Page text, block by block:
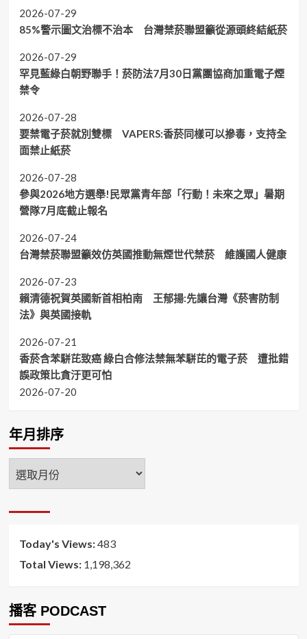
2026-07-29
85%警示圖文治標不治本 台灣禁菸聯盟籲從源頭終結紙菸
2026-07-29
罕見藍綠白朝野聯手！菸防法7月30日黨團協商加重電子煙
禁令
2026-07-28
要禁電子菸就別雙標 VAPERS:香菸同樣可以摻毒，支持全
面禁止紙菸
2026-07-28
參與2026地方選舉!民眾黨青年部「行動！未來之眾」暑期
營隊7月底截止報名
2026-07-24
台灣禁菸聯盟籲效仿英國推動無煙世代禁菸 維護國人健康
2026-07-23
賴清德祝賀英國新首相柏南 王郁揚:先讓台灣《菸害防制
法》與英國接軌
2026-07-21
香菸含苯駢芘致癌 綠白合修法禁無苯駢芘的電子菸 遭批錯
誤政策比貪汙更可怕
2026-07-20
年月排序
年
月
序
Today's Views:483
Total Views: 1,198,362
播客 PODCAST